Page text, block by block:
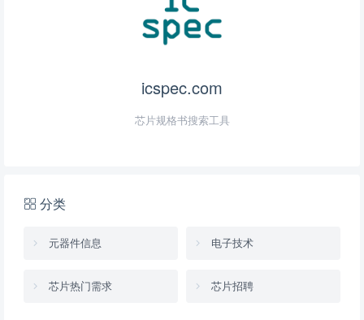
icspec.com
芯片规格书搜索工具
分类
元器件信息 电子技术
芯片热门需求 芯片招聘